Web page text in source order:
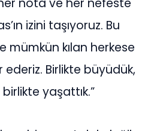
nota ve her nefeste
izini taşıyoruz. Bu
mümkün kılan herkese
Birlikte büyüdük,
yaşattık.”